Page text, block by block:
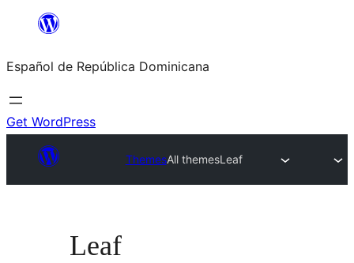
Saltar
contenido
Español de República Dominicana
Get WordPress
ThemesAll themesLeaf
Leaf